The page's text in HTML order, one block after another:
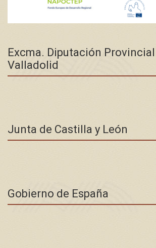
Excma. Diputación
Valladolid
Junta de Castilla y León
Gobierno de España